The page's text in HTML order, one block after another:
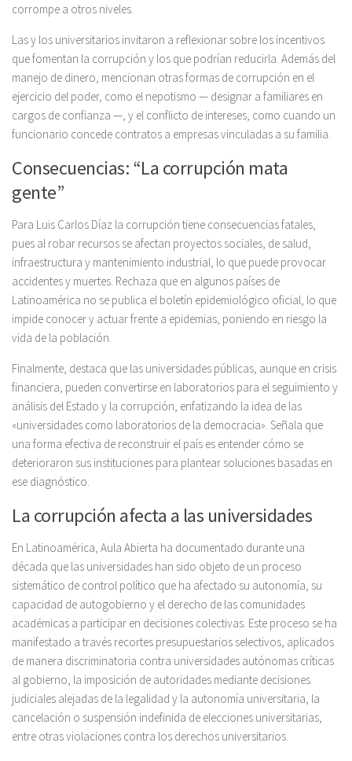
corrompe a otros niveles.
Las y los universitarios invitaron a reflexionar sobre los incentivos
que fomentan la corrupción y los que podrían reducirla. Además del
manejo de dinero, mencionan otras formas de corrupción en el
ejercicio del poder, como el nepotismo — designar a familiares en
cargos de confianza —, y el conflicto de intereses, como cuando un
funcionario concede contratos a empresas vinculadas a su familia.
Consecuencias: “La corrupción mata
gente”
Para Luis Carlos Díaz la corrupción tiene consecuencias fatales,
pues al robar recursos se afectan proyectos sociales, de salud,
infraestructura y mantenimiento industrial, lo que puede provocar
accidentes y muertes. Rechaza que en algunos países de
Latinoamérica no se publica el boletín epidemiológico oficial, lo que
impide conocer y actuar frente a epidemias, poniendo en riesgo la
vida de la población.
Finalmente, destaca que las universidades públicas, aunque en crisis
financiera, pueden convertirse en laboratorios para el seguimiento y
análisis del Estado y la corrupción, enfatizando la idea de las
«universidades como laboratorios de la democracia». Señala que
una forma efectiva de reconstruir el país es entender cómo se
deterioraron sus instituciones para plantear soluciones basadas en
ese diagnóstico.
La corrupción afecta a las universidades
En Latinoamérica, Aula Abierta ha documentado durante una
década que las universidades han sido objeto de un proceso
sistemático de control político que ha afectado su autonomía, su
capacidad de autogobierno y el derecho de las comunidades
académicas a participar en decisiones colectivas. Este proceso se ha
manifestado a través recortes presupuestarios selectivos, aplicados
de manera discriminatoria contra universidades autónomas críticas
al gobierno, la imposición de autoridades mediante decisiones
judiciales alejadas de la legalidad y la autonomía universitaria, la
cancelación o suspensión indefinida de elecciones universitarias,
entre otras violaciones contra los derechos universitarios.